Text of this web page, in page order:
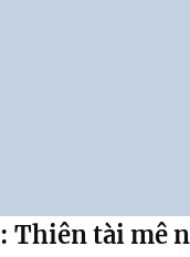
Thiên tài mê